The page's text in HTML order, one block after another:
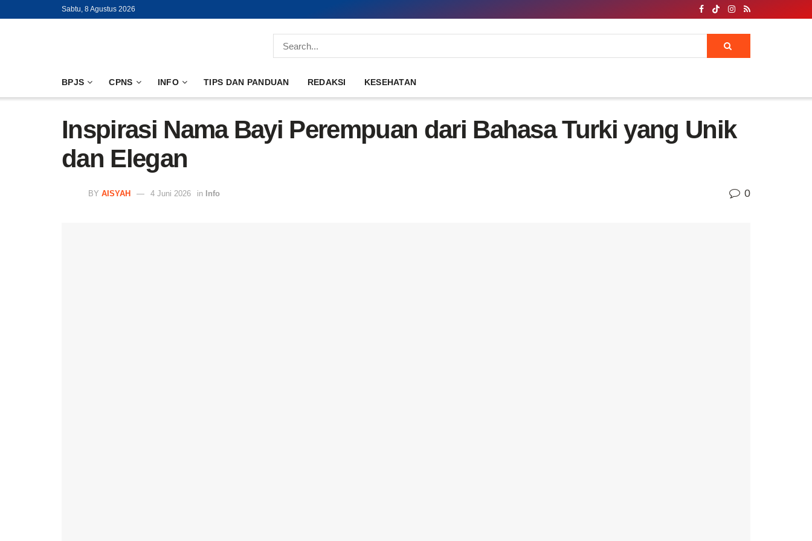
Sabtu, 8 Agustus 2026
BPJS CPNS INFO TIPS DAN PANDUAN REDAKSI KESEHATAN
Inspirasi Nama Bayi Perempuan dari Bahasa Turki yang Unik
dan Elegan
BY AISYAH 4 Juni 2026 in Info 0